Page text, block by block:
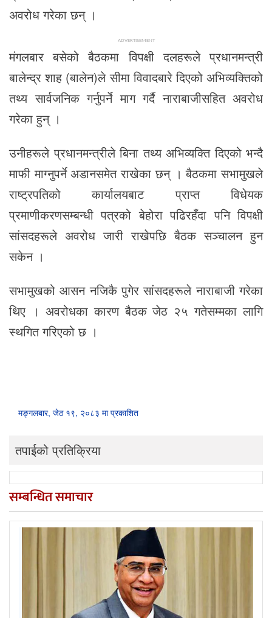
अवरोध गरेका छन् ।
ADVERTISEMENT
मंगलबार बसेको बैठकमा विपक्षी दलहरूले प्रधानमन्त्री
बालेन्द्र शाह (बालेन)ले सीमा विवादबारे दिएको अभिव्यक्तिको
तथ्य सार्वजनिक गर्नुपर्ने माग गर्दै नाराबाजीसहित अवरोध
गरेका हुन् ।
उनीहरूले प्रधानमन्त्रीले बिना तथ्य अभिव्यक्ति दिएको भन्दै
माफी माग्नुपर्ने अडानसमेत राखेका छन् । बैठकमा सभामुखले
राष्ट्रपतिको कार्यालयबाट प्राप्त विधेयक
प्रमाणीकरणसम्बन्धी पत्रको बेहोरा पढिरहँदा पनि विपक्षी
सांसदहरूले अवरोध जारी राखेपछि बैठक सञ्चालन हुन
सकेन ।
सभामुखको आसन नजिकै पुगेर सांसदहरूले नाराबाजी गरेका
थिए । अवरोधका कारण बैठक जेठ २५ गतेसम्मका लागि
स्थगित गरिएको छ ।
मङ्गलबार, जेठ १९, २०८३ मा प्रकाशित
तपाईको प्रतिक्रिया
सम्बन्धित समाचार